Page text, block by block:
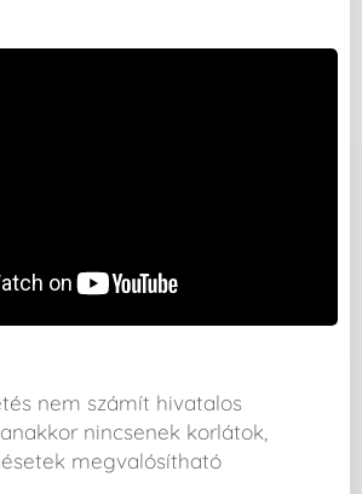
nem számít hivatalos
nincsenek korlátok,
megvalósítható